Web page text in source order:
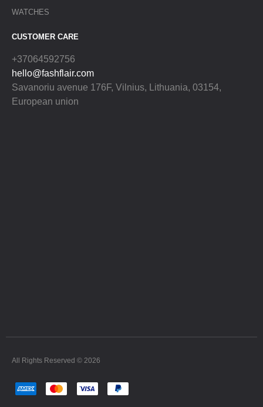
WATCHES
CUSTOMER CARE
+37064592756
hello@fashflair.com
Savanoriu avenue 176F, Vilnius, Lithuania, 03154,
European union
All Rights Reserved © 2026